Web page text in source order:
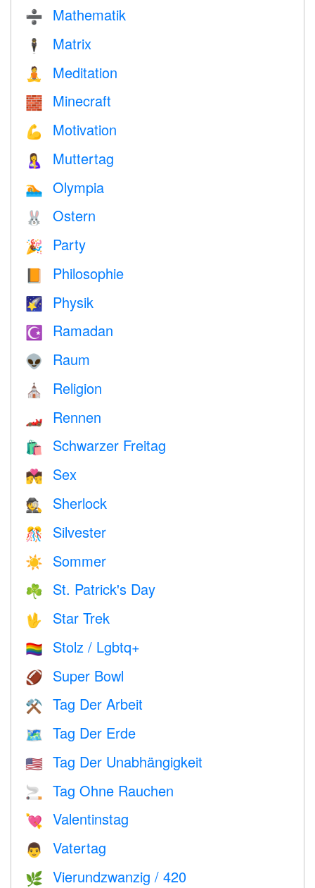
➗ Mathematik
🕴️ Matrix
🧘 Meditation
🧱 Minecraft
💪 Motivation
🤱 Muttertag
🏊 Olympia
🐰 Ostern
🎉 Party
📙 Philosophie
🌠 Physik
☪️ Ramadan
👽 Raum
⛪️ Religion
🏎 Rennen
🛍 Schwarzer Freitag
💏 Sex
🕵️ Sherlock
🎊 Silvester
☀️ Sommer
☘️ St. Patrick's Day
🖖 Star Trek
🏳️‍🌈 Stolz / Lgbtq+
🏈 Super Bowl
⚒️ Tag Der Arbeit
🗺️ Tag Der Erde
🇺🇸 Tag Der Unabhängigkeit
🚬 Tag Ohne Rauchen
💘 Valentinstag
👨 Vatertag
🌿 Vierundzwanzig / 420